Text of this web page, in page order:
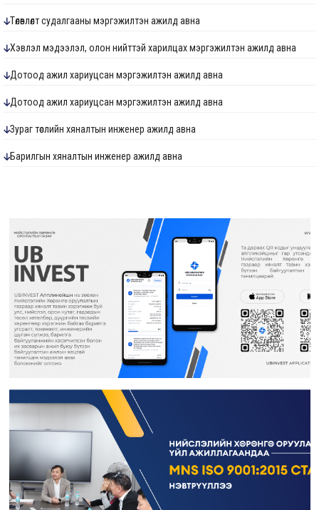
Төлөвлөлт судалгааны мэргэжилтэн ажилд авна
Хэвлэл мэдээлэл, олон нийттэй харилцах мэргэжилтэн ажилд авна
Дотоод ажил хариуцсан мэргэжилтэн ажилд авна
Дотоод ажил хариуцсан мэргэжилтэн ажилд авна
Зураг төслийн хяналтын инженер ажилд авна
Барилгын хяналтын инженер ажилд авна
Хөрөнгө оруулалтын санхүүжилт хариуцсан мэргэжилтэн ажилд авна
Дотоод ажил хариуцсан мэргэжилтэн ажилд авна
Гэрээт монгол бичиг хөтлөлт хариуцсан гэрээт ажилтан ажилд авна
Гидротехникийн хяналтын инженер ажилд авна
Дулаан хангамж, агаар сэлгэлтийн хяналтын инженер ажилд авна
Барилгын инженер ажилд авна
Мэргэшсэн төсөвчин ажилд авна
Жолооч ажилд авна
Зураг төслийн хяналтын инженер ажилд авна
“Нийслэлийн Хөрөнгө оруулалтын газар” ОНӨААТҮГ-т гэрээт үйлчлэгч
ажилд авна